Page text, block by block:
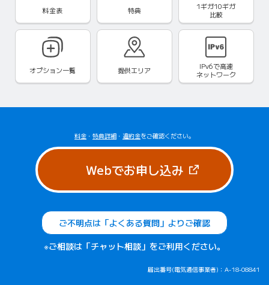
料金表 特典
1ギガ10ギガ
比較
オプション一覧 提供エリア IPv6で高速
ネットワーク
料金 ・ 特典詳細 ・ 違約金をご確認ください。
Webでお申し込み（新しいタブ
ご不明点は「よくある質問」よりご確認
※ご相談は「チャット相談」をご利用ください。
届出番号(電気通信事業者)：A-18-08841